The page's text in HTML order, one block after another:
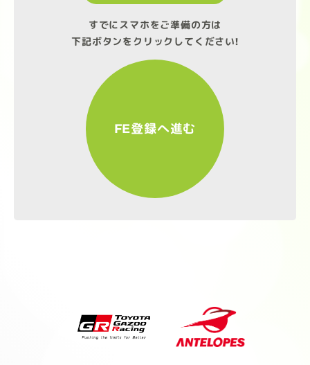
すでにスマホをご準備の方は
下記ボタンをクリックしてください!
FE登録へ進む